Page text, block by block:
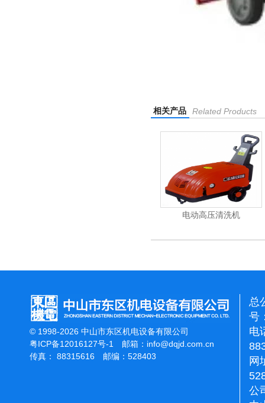
相关产品 Related Products
电动高压清洗机
© 1998-2026 中山市东区机电设备有限公司
粤ICP备12016127号-1 邮箱： info@dqjd.com.cn
传真： 88315616 邮编：528403
总
号
电
网
公